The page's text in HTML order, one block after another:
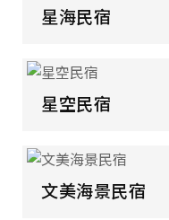
星海民宿
星空民宿
文美海景民宿